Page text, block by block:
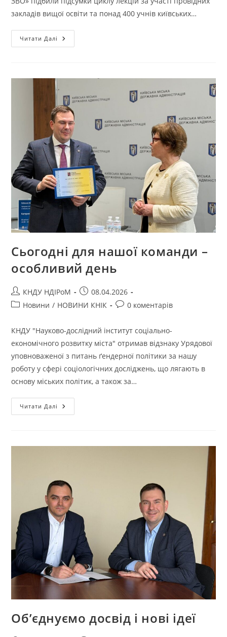
закладів вищої освіти та понад 400 учнів київських…
Читати Далі
Сьогодні для нашої команди –
особливий день
КНДУ НДІРоМ
08.04.2026
Новини / НОВИНИ КНІК 0 коментарів
КНДУ "Науково-дослідний інститут соціально-
економічного розвитку міста" отримав відзнаку Урядової
уповноваженої з питань ґендерної політики за нашу
роботу у сфері соціологічних досліджень, що лягають в
основу міських політик, а також за…
Читати Далі
Об’єднуємо досвід і нові ідеї